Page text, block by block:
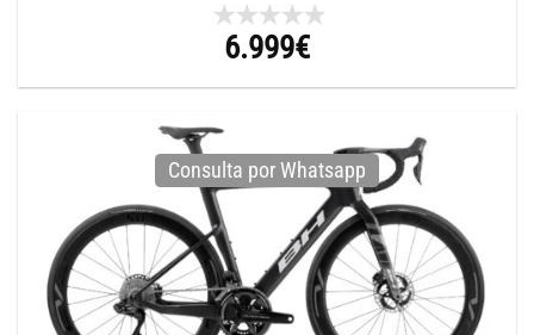
6.999€
Consulta por Whatsapp